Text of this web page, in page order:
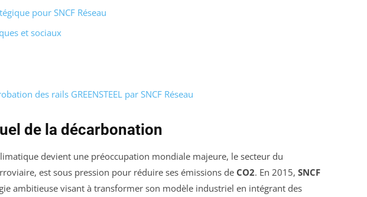
pour SNCF Réseau
et sociaux
des rails GREENSTEEL par SNCF Réseau
de la décarbonation
devient une préoccupation mondiale majeure, le secteur du
est sous pression pour réduire ses émissions de CO2. En 2015, SNCF
ambitieuse visant à transformer son modèle industriel en intégrant des